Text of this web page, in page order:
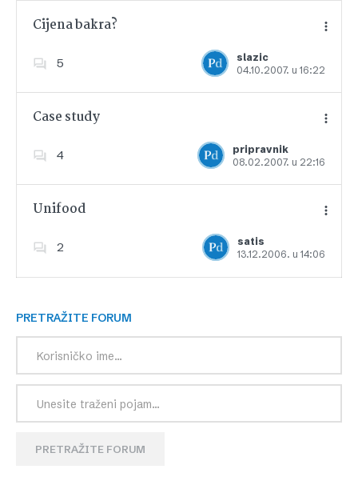
Cijena bakra?
5
slazic
04.10.2007. u 16:22
Dodajte u favorite
Case study
4
pripravnik
08.02.2007. u 22:16
Dodajte u favorite
Unifood
2
satis
13.12.2006. u 14:06
Dodajte u favorite
PRETRAŽITE FORUM
PRETRAŽITE FORUM